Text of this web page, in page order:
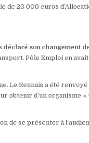
20 000 euros
déclaré son changement
Pôle Emploi en avait
Le Rennais a été
obtenir d’un organisme
de se présenter à